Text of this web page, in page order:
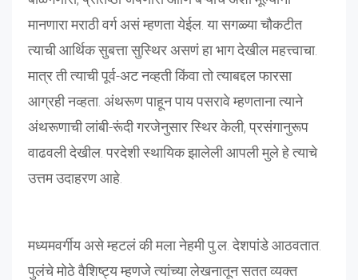
मानणारा मराठी वर्ग असं म्हणता येईल. या सगळ्या चौकटीत
त्याची आर्थिक सुबत्ता सुस्थिर असणं हा भाग देखील महत्त्वाचा.
मात्र ती त्याची पूर्व-अट नव्हती किंवा तो त्याबद्दल फारसा
आग्रही नव्हता. अंथरूण पाहून पाय पसरावे म्हणताना त्याने
अंथरूणाची लांबी-रूंदी गरजेनुसार स्थिर केली, प्रसंगानुरूप
वाढवली देखील. परदेशी स्थायिक झालेली आपली मुले हे त्याचे
उत्तम उदाहरण आहे.
मध्यमवर्गीय असे म्हटलं की मला नेहमी पु.ल. देशपांडे आठवतात.
पुलंचे मोठे वैशिष्ट्य म्हणजे त्यांच्या लेखनातून सतत व्यक्त